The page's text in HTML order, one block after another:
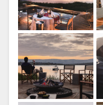
TEDESCO
SPAGNOLO
FRANCESE
OLANDESE